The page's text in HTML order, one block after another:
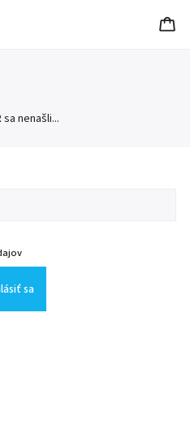
sa nenašli...
sa